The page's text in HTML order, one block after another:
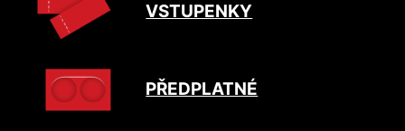
VSTUPENKY
PŘEDPLATNÉ